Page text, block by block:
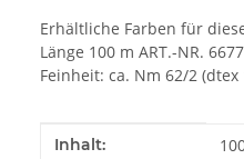
Erhältliche Farben für
Länge 100 m ART.-NR.
Feinheit: ca. Nm 62/2
Produkteigenschaft
Wert
Inhalt: